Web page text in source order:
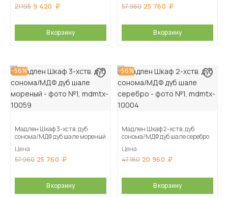
21 195 9 420
В корзину
57 960 25 760
В корзину
-56%
Мадлен Шкаф 3-хств. дуб
сонома/МДФ дуб шале мореный
Цена
57 960 25 760
В корзину
-56%
Мадлен Шкаф 2-хств. дуб
сонома/МДФ дуб шале серебро
Цена
47 160 20 960
В корзину